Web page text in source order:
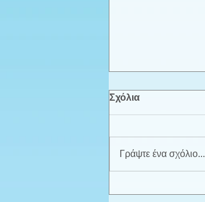
Σχόλια
Γράψτε ένα σχόλιο...